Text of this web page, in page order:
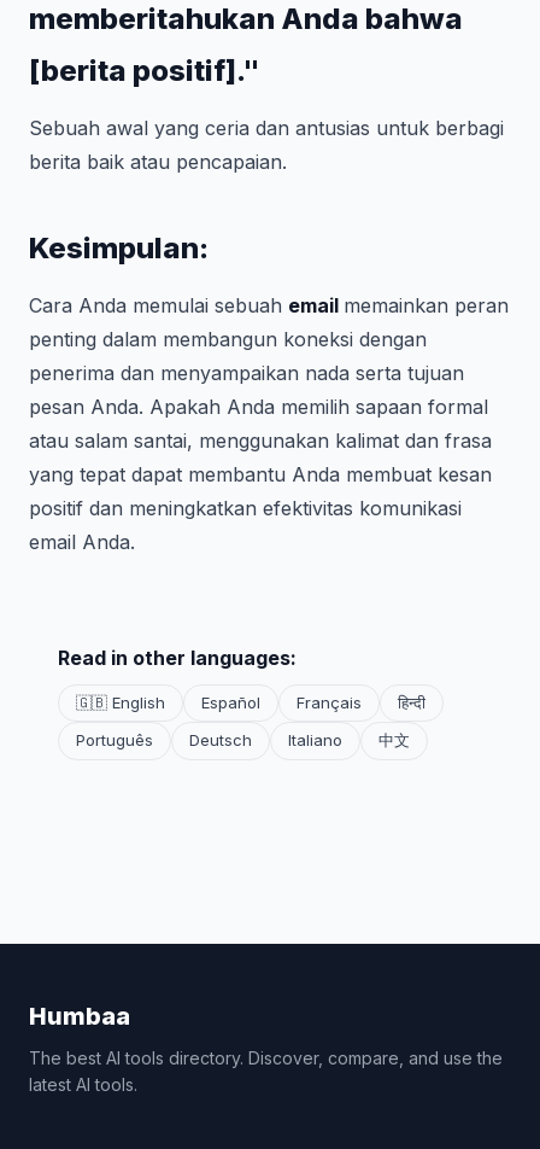
memberitahukan Anda bahwa
[berita positif]."
Sebuah awal yang ceria dan antusias untuk berbagi
berita baik atau pencapaian.
Kesimpulan:
Cara Anda memulai sebuah email memainkan peran
penting dalam membangun koneksi dengan
penerima dan menyampaikan nada serta tujuan
pesan Anda. Apakah Anda memilih sapaan formal
atau salam santai, menggunakan kalimat dan frasa
yang tepat dapat membantu Anda membuat kesan
positif dan meningkatkan efektivitas komunikasi
email Anda.
Read in other languages:
🇬🇧 English Español Français
हिन्दी
Português
Deutsch Italiano 中文
Humbaa
The best AI tools directory. Discover, compare, and use the
latest AI tools.